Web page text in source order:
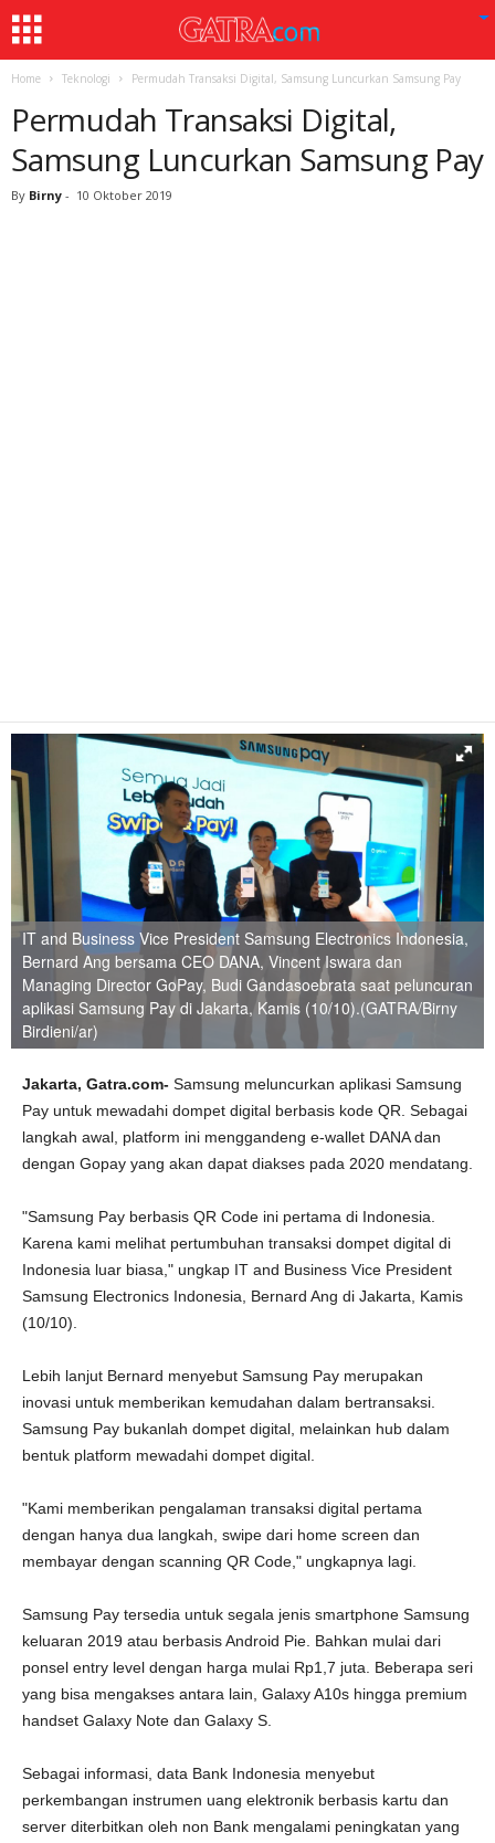
Home Teknologi Permudah Transaksi Digital, Samsung Luncurkan Samsung Pay
Permudah Transaksi Digital,
Samsung Luncurkan Samsung Pay
By Birny - 10 Oktober 2019
IT and Business Vice President Samsung Electronics Indonesia,
Bernard Ang bersama CEO DANA, Vincent Iswara dan
Managing Director GoPay, Budi Gandasoebrata saat peluncuran
aplikasi Samsung Pay di Jakarta, Kamis (10/10).(GATRA/Birny
Birdieni/ar)
Jakarta, Gatra.com- Samsung meluncurkan aplikasi Samsung
Pay untuk mewadahi dompet digital berbasis kode QR. Sebagai
langkah awal, platform ini menggandeng e-wallet DANA dan
dengan Gopay yang akan dapat diakses pada 2020 mendatang.
"Samsung Pay berbasis QR Code ini pertama di Indonesia.
Karena kami melihat pertumbuhan transaksi dompet digital di
Indonesia luar biasa," ungkap IT and Business Vice President
Samsung Electronics Indonesia, Bernard Ang di Jakarta, Kamis
(10/10).
Lebih lanjut Bernard menyebut Samsung Pay merupakan
inovasi untuk memberikan kemudahan dalam bertransaksi.
Samsung Pay bukanlah dompet digital, melainkan hub dalam
bentuk platform mewadahi dompet digital.
"Kami memberikan pengalaman transaksi digital pertama
dengan hanya dua langkah, swipe dari home screen dan
membayar dengan scanning QR Code," ungkapnya lagi.
Samsung Pay tersedia untuk segala jenis smartphone Samsung
keluaran 2019 atau berbasis Android Pie. Bahkan mulai dari
ponsel entry level dengan harga mulai Rp1,7 juta. Beberapa seri
yang bisa mengakses antara lain, Galaxy A10s hingga premium
handset Galaxy Note dan Galaxy S.
Sebagai informasi, data Bank Indonesia menyebut
perkembangan instrumen uang elektronik berbasis kartu dan
server diterbitkan oleh non Bank mengalami peningkatan yang